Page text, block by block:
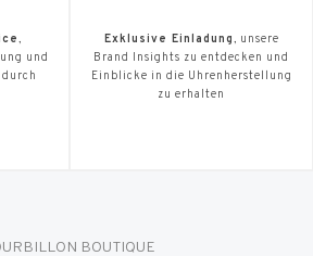
,
und
Exklusive Einladung, unsere
Brand Insights zu entdecken und
Einblicke in die Uhrenherstellung
zu erhalten
BOUTIQUE